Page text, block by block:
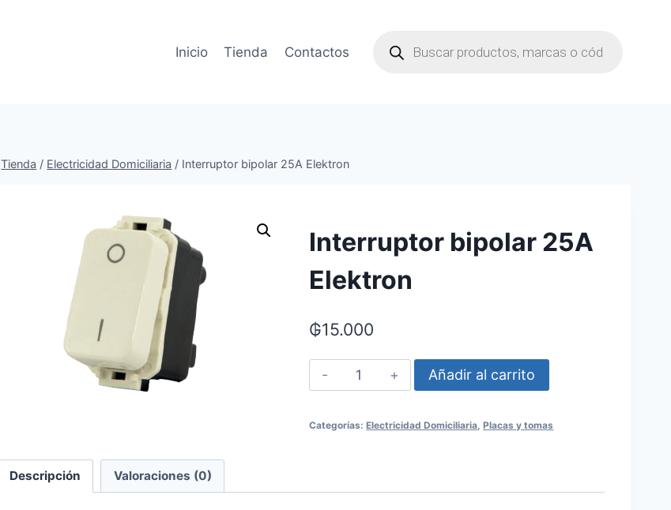
Inicio Tienda Contactos
productos
Tienda / Electricidad Domiciliaria / Interruptor bipolar 25A Elektron
Interruptor bipolar 25A
Elektron
₲15.000
Interruptor
bipolar
Elektron
Añadir al carrito
Categorías:Electricidad Domiciliaria,Placas y tomas
Descripción Valoraciones (0)